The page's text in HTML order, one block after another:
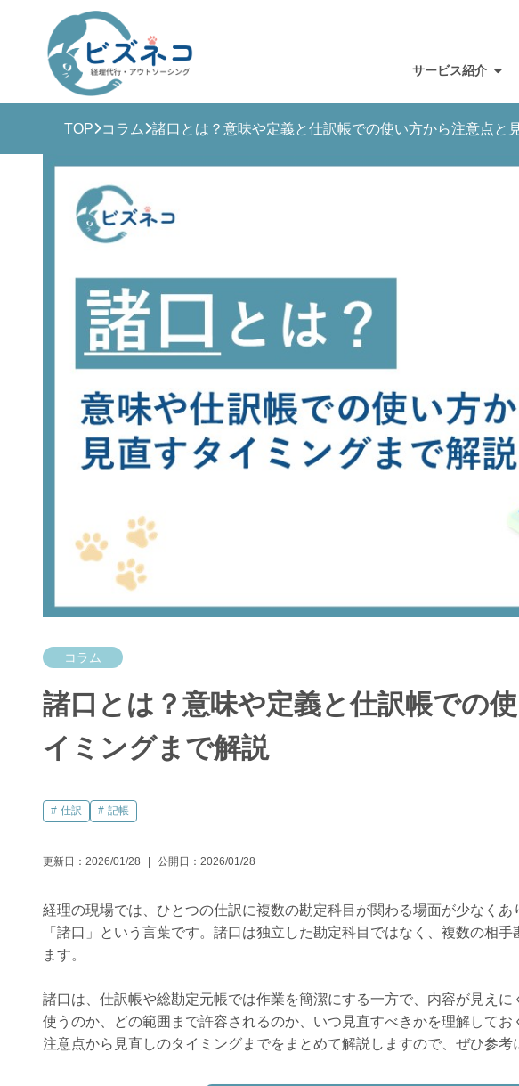
サービス紹介
ビズネコとは？ サ
TOP コラム 諸口とは？意味や定義と仕訳帳での使い方から注意点と
コラム
諸口とは？意味や定義と仕訳帳での
イミングまで解説
仕訳 記帳
更新日： 2026/01/28 公開日： 2026/01/28
経理の現場では、ひとつの仕訳に複数の勘定科目が関わる場面が少なく
「諸口」という言葉です。諸口は独立した勘定科目ではなく、複数の相
ます。
諸口は、仕訳帳や総勘定元帳では作業を簡潔にする一方で、内容が見え
使うのか、どの範囲まで許容されるのか、いつ見直すべきかを理解してお
注意点から見直しのタイミングまでをまとめて解説しますので、ぜひ参考